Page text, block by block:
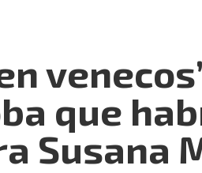
que
Susana